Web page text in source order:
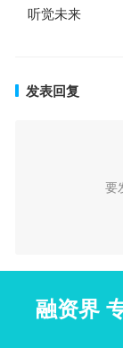
听觉未来
发表回复
要
融资界